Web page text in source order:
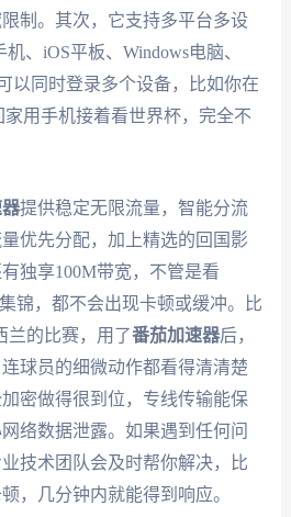
制。其次，它支持多平台多设
、iOS平板、Windows电脑、
以同时登录多个设备，比如你在
用手机接着看世界杯，完全不
提供稳定无限流量，智能分流
优先分配，加上精选的回国影
独享100M带宽，不管是看
锦，都不会出现卡顿或缓冲。比
兰的比赛，用了番茄加速器后，
球员的细微动作都看得清清楚
密做得很到位，专线传输能保
络数据泄露。如果遇到任何问
技术团队会及时帮你解决，比
，几分钟内就能得到响应。